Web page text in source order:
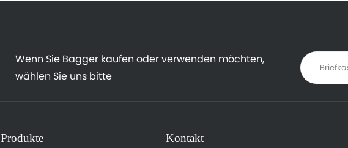
Wenn Sie Bagger kaufen oder verwenden möchten,
wählen Sie uns bitte
Produkte Kontakt